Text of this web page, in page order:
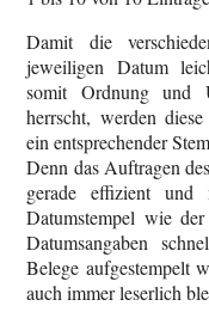
Damit die
jeweiligen Datum
somit Ordnung und
herrscht, werden
ein entsprechender
Denn das Auftragen
gerade effizient und
Datumstempel wie
Datumsangaben
Belege aufgestempelt
auch immer leserlich